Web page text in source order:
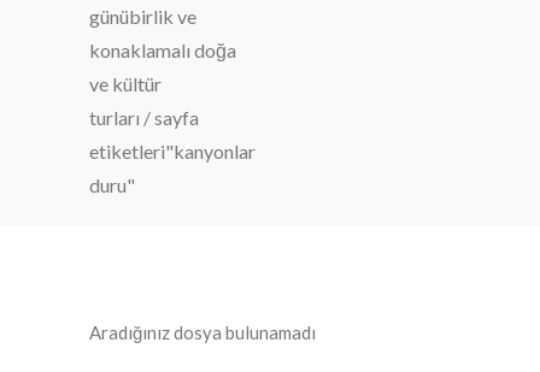
günübirlik ve
konaklamalı doğa
ve kültür
turları /sayfa
etiketleri"kanyonlar
duru"
Aradığınız dosya bulunamadı